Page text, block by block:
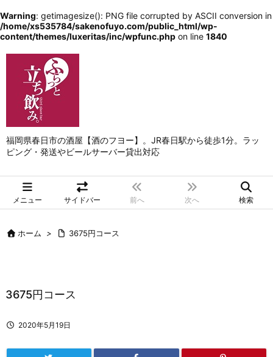
Warning: getimagesize(): PNG file corrupted by ASCII conversion in
/home/xs535784/sakenofuyo.com/public_html/wp-
content/themes/luxeritas/inc/wpfunc.php on line 1840
福岡県春日市の酒屋【酒のフヨー】。JR春日駅から徒歩1分。ラッ
ピング・発送やビールサーバー貸出対応
メニュー サイドバー 前へ 次へ 検索
ホーム > 3675円コース
3675円コース
2020年5月19日